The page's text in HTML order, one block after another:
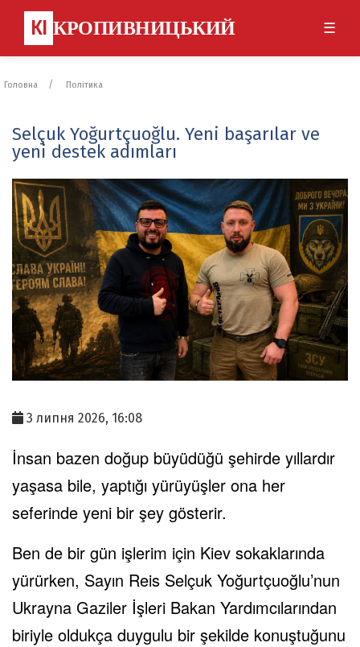
КІ КРОПИВНИЦЬКИЙ ☰
Головна Політика
Selçuk Yoğurtçuoğlu. Yeni başarılar ve
yeni destek adımları
3 липня 2026, 16:08
İnsan bazen doğup büyüdüğü şehirde yıllardır
yaşasa bile, yaptığı yürüyüşler ona her
seferinde yeni bir şey gösterir.
Ben de bir gün işlerim için Kiev sokaklarında
yürürken, Sayın Reis Selçuk Yoğurtçuoğlu’nun
Ukrayna Gaziler İşleri Bakan Yardımcılarından
biriyle oldukça duygulu bir şekilde konuştuğunu